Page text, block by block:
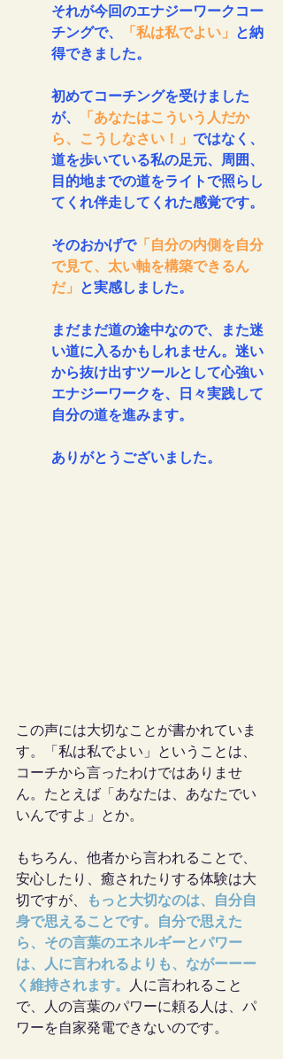
それが今回のエナジーワークコー
チングで、
「私は私でよい」 と納
得できました。
初めてコーチングを受けました
が、
「あなたはこういう人だか
ら、こうしなさい！」 ではなく、
道を歩いている私の足元、周囲、
目的地までの道をライトで照らし
てくれ伴走してくれた感覚です。
そのおかげで「自分の内側を自分
で見て、太い軸を構築できるん
だ」 と実感しました。
まだまだ道の途中なので、また迷
い道に入るかもしれません。迷い
から抜け出すツールとして心強い
エナジーワークを、日々実践して
自分の道を進みます。
ありがとうございました。
この声には大切なことが書かれていま
す。「私は私でよい」ということは、
コーチから言ったわけではありませ
ん。たとえば「あなたは、あなたでい
いんですよ」とか。
もちろん、他者から言われることで、
安心したり、癒されたりする体験は大
切ですが、
もっと大切なのは、自分自
身で思えることです。自分で思えた
ら、その言葉のエネルギーとパワー
は、人に言われるよりも、ながーーー
く維持されます。 人に言われること
で、人の言葉のパワーに頼る人は、パ
ワーを自家発電できないのです。